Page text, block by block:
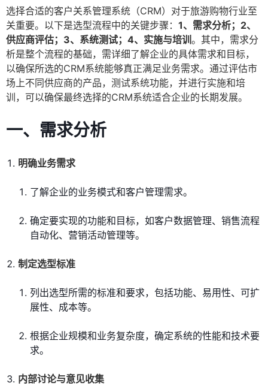
选择合适的客户关系管理系统（CRM）对于旅游购物行业至
关重要。以下是选型流程中的关键步骤： 1、需求分析；2、
供应商评估；3、系统测试；4、实施与培训 。其中，需求分
析是整个流程的基础，需详细了解企业的具体需求和目标，
以确保所选的CRM系统能够真正满足业务需求。通过评估市
场上不同供应商的产品，测试系统功能，并进行实施和培
训，可以确保最终选择的CRM系统适合企业的长期发展。
一、需求分析
明确业务需求
了解企业的业务模式和客户管理需求。
确定要实现的功能和目标，如客户数据管理、销售流程
自动化、营销活动管理等。
制定选型标准
列出选型所需的标准和要求，包括功能、易用性、可扩
展性、成本等。
根据企业规模和业务复杂度，确定系统的性能和技术要
求。
内部讨论与意见收集